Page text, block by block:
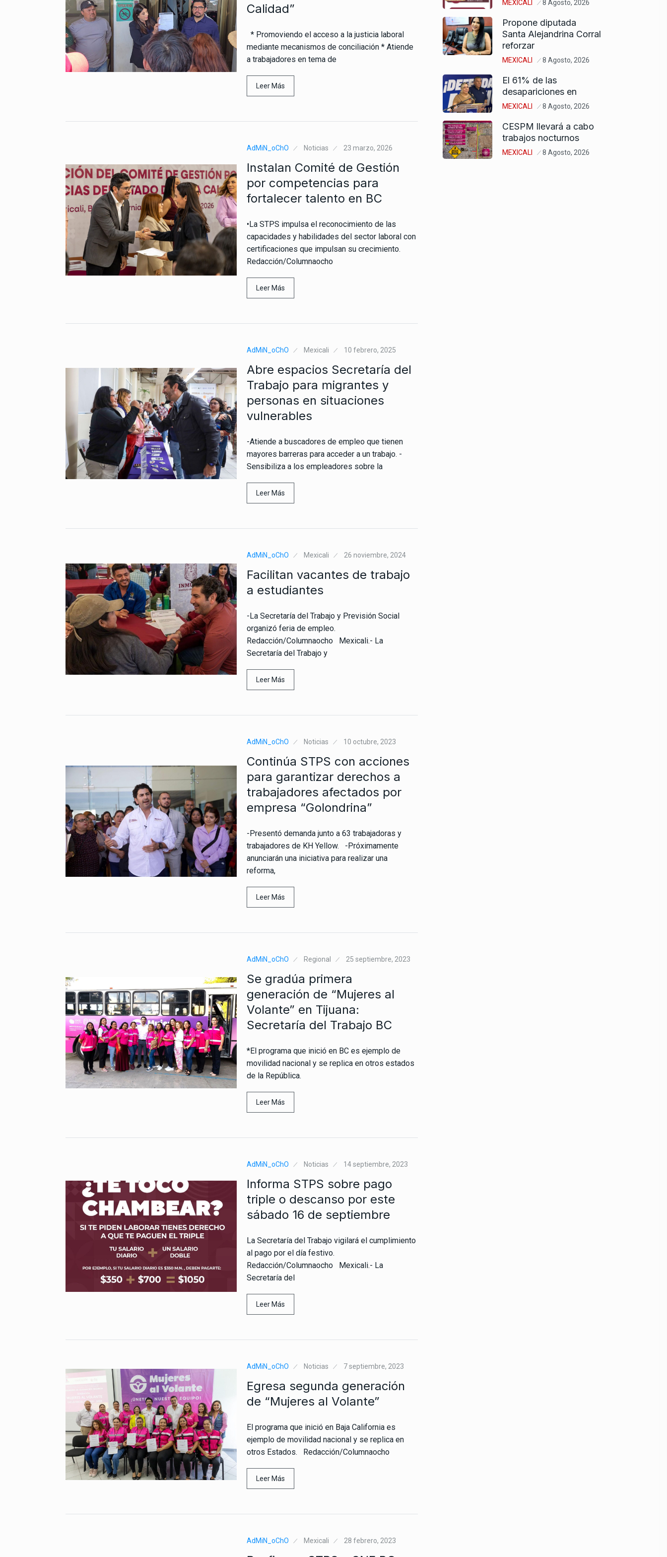
Calidad”
* Promoviendo el acceso a la justicia laboral
mediante mecanismos de conciliación * Atiende
a trabajadores en tema de
Leer Más
AdMiN_oChO Noticias 23 marzo, 2026
Instalan Comité de Gestión
por competencias para
fortalecer talento en BC
•La STPS impulsa el reconocimiento de las
capacidades y habilidades del sector laboral con
certificaciones que impulsan su crecimiento.
Redacción/Columnaocho
Leer Más
AdMiN_oChO Mexicali 10 febrero, 2025
Abre espacios Secretaría del
Trabajo para migrantes y
personas en situaciones
vulnerables
-Atiende a buscadores de empleo que tienen
mayores barreras para acceder a un trabajo. -
Sensibiliza a los empleadores sobre la
Leer Más
AdMiN_oChO Mexicali 26 noviembre, 2024
Facilitan vacantes de trabajo
a estudiantes
-La Secretaría del Trabajo y Previsión Social
organizó feria de empleo.
Redacción/Columnaocho Mexicali.- La
Secretaría del Trabajo y
Leer Más
AdMiN_oChO Noticias 10 octubre, 2023
Continúa STPS con acciones
para garantizar derechos a
trabajadores afectados por
empresa “Golondrina”
-Presentó demanda junto a 63 trabajadoras y
trabajadores de KH Yellow. -Próximamente
anunciarán una iniciativa para realizar una
reforma,
Leer Más
AdMiN_oChO Regional 25 septiembre, 2023
Se gradúa primera
generación de “Mujeres al
Volante” en Tijuana:
Secretaría del Trabajo BC
*El programa que inició en BC es ejemplo de
movilidad nacional y se replica en otros estados
de la República.
Leer Más
AdMiN_oChO Noticias 14 septiembre, 2023
Informa STPS sobre pago
triple o descanso por este
sábado 16 de septiembre
La Secretaría del Trabajo vigilará el cumplimiento
al pago por el día festivo.
Redacción/Columnaocho Mexicali.- La
Secretaría del
Leer Más
AdMiN_oChO Noticias 7 septiembre, 2023
Egresa segunda generación
de “Mujeres al Volante”
El programa que inició en Baja California es
ejemplo de movilidad nacional y se replica en
otros Estados. Redacción/Columnaocho
Leer Más
AdMiN_oChO Mexicali 28 febrero, 2023
MEXICALI 8 Agosto, 2026
Propone diputada
Santa Alejandrina Corral
reforzar
MEXICALI 8 Agosto, 2026
El 61% de las
desapariciones en
MEXICALI 8 Agosto, 2026
CESPM llevará a cabo
trabajos nocturnos
MEXICALI 8 Agosto, 2026